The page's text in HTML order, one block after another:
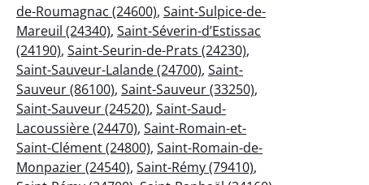
de-Roumagnac (24600), Saint-Sulpice-de-
Mareuil (24340), Saint-Séverin-d’Estissac
(24190), Saint-Seurin-de-Prats (24230),
Saint-Sauveur-Lalande (24700), Saint-
Sauveur (86100), Saint-Sauveur (33250),
Saint-Sauveur (24520), Saint-Saud-
Lacoussière (24470), Saint-Romain-et-
Saint-Clément (24800), Saint-Romain-de-
Monpazier (24540), Saint-Rémy (79410),